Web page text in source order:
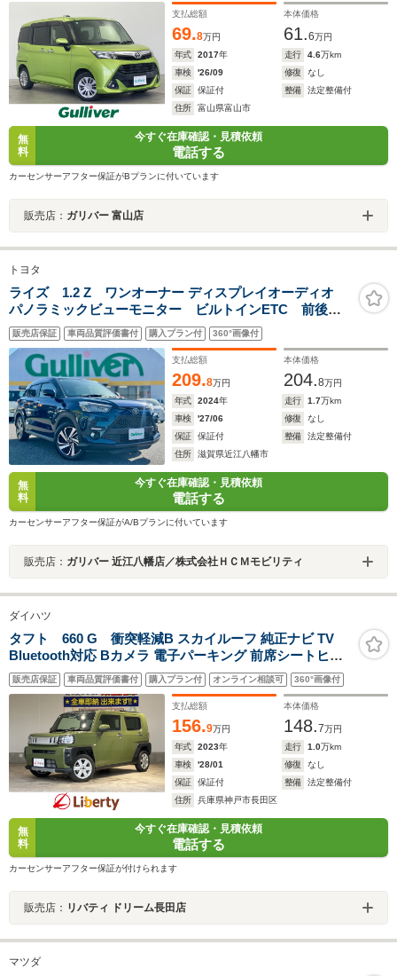
イッチ AAC
支払総額
69.8万円
本体価格
61.6万円
年式
2017年 走行 4.6万km
車検
'26/09 修復
なし
保証
保証付 整備
法定整備付
住所
富山県富山市
無
料
今すぐ在庫確認・見積依頼
電話する
カーセンサーアフター保証がBプランに付いています
販売店： ガリバー 富山店
トヨタ
ライズ 1.2 Z ワンオーナー ディスプレイオーディオ
パノラミックビューモニター ビルトインETC 前後ド
ライブレコーダー ブラインドスポットモニター 当店
買取 ガリバー3ヶ月保証 カーセンサー認定検査済車両 修
復歴無
販売店保証 車両品質評価書付 購入プラン付 360°画像付
支払総額
209.8万円
本体価格
204.8万円
年式
2024年 走行 1.7万km
車検
'27/06 修復
なし
保証
保証付 整備
法定整備付
住所
滋賀県近江八幡市
無
料
今すぐ在庫確認・見積依頼
電話する
カーセンサーアフター保証がA/Bプランに付いています
販売店： ガリバー 近江八幡店／株式会社ＨＣＭモビリティ
ダイハツ
タフト 660 G 衝突軽減B スカイルーフ 純正ナビ TV
Bluetooth対応 Bカメラ 電子パーキング 前席シートヒー
ター LEDヘッドライト スマートキー プッシュスタート
アイドリングストップ フォグライト 純正アルミホイール
販売店保証 車両品質評価書付 購入プラン付 オンライン相談可 360°画像付
支払総額
156.9万円
本体価格
148.7万円
年式
2023年 走行 1.0万km
車検
'28/01 修復
なし
保証
保証付 整備
法定整備付
住所
兵庫県神戸市長田区
無
料
今すぐ在庫確認・見積依頼
電話する
カーセンサーアフター保証が付けられます
販売店： リバティ ドリーム長田店
マツダ